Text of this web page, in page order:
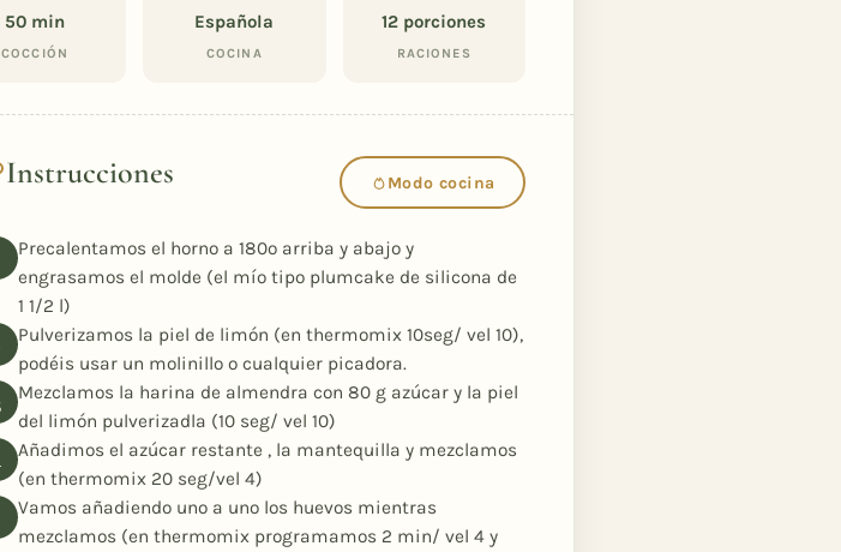
50 min
COCCIÓN
Española
COCINA
12 porciones
RACIONES
Instrucciones Modo cocina
Precalentamos el horno a 180º arriba y abajo y
engrasamos el molde (el mío tipo plumcake de silicona de
1 1/2 l)
Pulverizamos la piel de limón (en thermomix 10seg/ vel 10),
podéis usar un molinillo o cualquier picadora.
Mezclamos la harina de almendra con 80 g azúcar y la piel
del limón pulverizadla (10 seg/ vel 10)
Añadimos el azúcar restante , la mantequilla y mezclamos
(en thermomix 20 seg/vel 4)
Vamos añadiendo uno a uno los huevos mientras
mezclamos (en thermomix programamos 2 min/ vel 4 y